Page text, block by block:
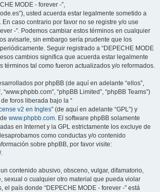
MODE - forever -”,
usted acuerda estar legalmente sometido a
En caso contrario por favor no se registre y/o use
-”. Podemos cambiar estos términos en cualquier
avisarle, sin embargo sería prudente que los
Seguir registrado a “DEPECHE MODE
cambios significa que acuerda estar legalmente
términos tal como fueron actualizados y/o reformados.
por phpBB (de aquí en adelante “ellos”,
“www.phpbb.com”, “phpBB Limited”, “phpBB Teams”)
foros liberada bajo la “
v2 en Ingles” (de aquí en adelante “GPL”) y
www.phpbb.com. El software phpBB solamente
en Internet y la GPL estrictamente los excluye de
como conductas y/o contenido
sobre phpBB, por favor visite:
.
contenido abusivo, obsceno, vulgar, difamatorio,
sexual o cualquier otro material que pueda violar
el país donde “DEPECHE MODE - forever -” está